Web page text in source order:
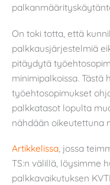
On toki totta, että
palkkausjärjestelmiä
pitäydytä
minimipalkoissa.
työehtosopimukset
palkkatasot lopulta
nähdään oikeutettuna
Artikkelissa, jossa
TS:n välillä, löysimme
palkkavaikutuksen